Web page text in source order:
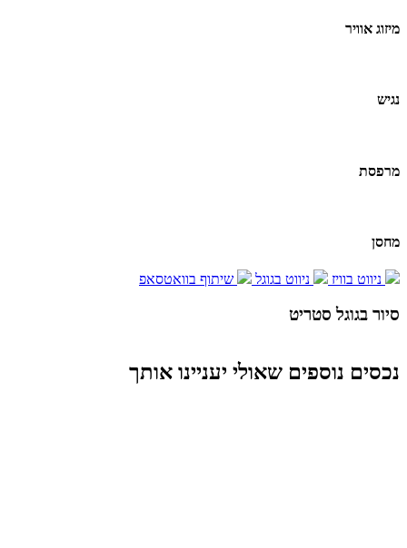
מיזוג אוויר
נגיש
מרפסת
מחסן
ניווט בוויז ניווט בגוגל שיתוף בוואטסאפ
סיור בגוגל סטריט
נכסים נוספים שאולי יעניינו אותך